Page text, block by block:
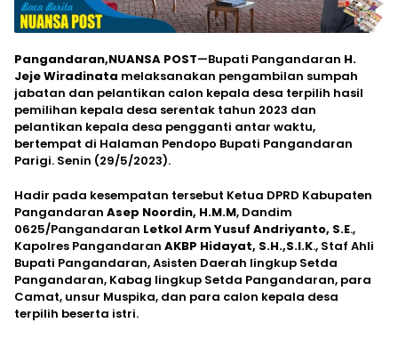
Pangandaran,NUANSA POST—Bupati Pangandaran H.
Jeje Wiradinata melaksanakan pengambilan sumpah
jabatan dan pelantikan calon kepala desa terpilih hasil
pemilihan kepala desa serentak tahun 2023 dan
pelantikan kepala desa pengganti antar waktu,
bertempat di Halaman Pendopo Bupati Pangandaran
Parigi. Senin (29/5/2023).
Hadir pada kesempatan tersebut Ketua DPRD Kabupaten
Pangandaran Asep Noordin, H.M.M, Dandim
0625/Pangandaran Letkol Arm Yusuf Andriyanto, S.E.,
Kapolres Pangandaran AKBP Hidayat, S.H.,S.I.K., Staf Ahli
Bupati Pangandaran, Asisten Daerah lingkup Setda
Pangandaran, Kabag lingkup Setda Pangandaran, para
Camat, unsur Muspika, dan para calon kepala desa
terpilih beserta istri.